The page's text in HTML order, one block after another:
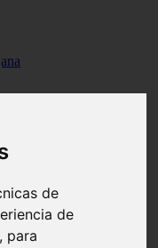
de
de
para